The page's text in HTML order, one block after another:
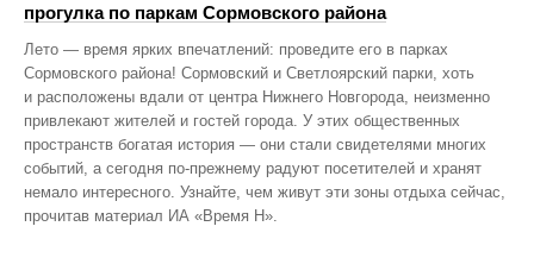
прогулка по паркам Сормовского района
Лето — время ярких впечатлений: проведите его в парках
Сормовского района! Сормовский и Светлоярский парки, хоть
и расположены вдали от центра Нижнего Новгорода, неизменно
привлекают жителей и гостей города. У этих общественных
пространств богатая история — они стали свидетелями многих
событий, а сегодня по‑прежнему радуют посетителей и хранят
немало интересного. Узнайте, чем живут эти зоны отдыха сейчас,
прочитав материал ИА «Время Н».